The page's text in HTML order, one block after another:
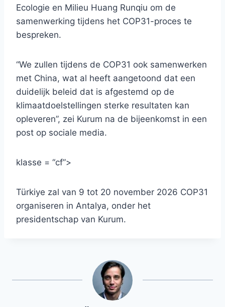
Ecologie en Milieu Huang Runqiu om de
samenwerking tijdens het COP31-proces te
bespreken.
“We zullen tijdens de COP31 ook samenwerken
met China, wat al heeft aangetoond dat een
duidelijk beleid dat is afgestemd op de
klimaatdoelstellingen sterke resultaten kan
opleveren”, zei Kurum na de bijeenkomst in een
post op sociale media.
klasse = “cf”>
Türkiye zal van 9 tot 20 november 2026 COP31
organiseren in Antalya, onder het
presidentschap van Kurum.